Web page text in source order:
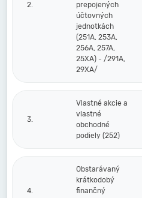
2.
prepojených
účtovných
jednotkách
(251A, 253A,
256A, 257A,
25XA) - /291A,
29XA/
3.
Vlastné akcie a
vlastné
obchodné
podiely (252)
4.
Obstarávaný
krátkodobý
finančný